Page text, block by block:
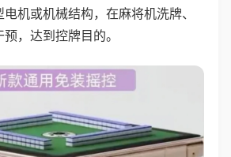
机或机械结构，在麻将机洗牌、
，达到控牌目的。